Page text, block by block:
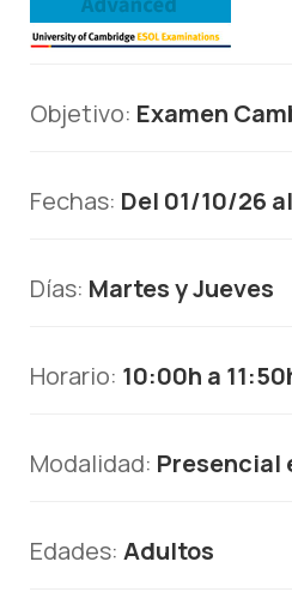
Objetivo: Examen
Fechas: Del 01/10/26
Días: Martes y Jueves
Horario: 10:00h a
Modalidad: Presencial
Edades: Adultos